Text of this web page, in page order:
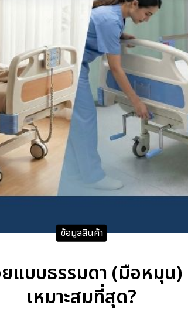
ข้อมูลสินค้า
แบบธรรมดา (มือหมุน
เหมาะสมที่สุด?